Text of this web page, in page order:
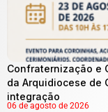
Confraternização e
da Arquidiocese de
integração
06 de agosto de 2026